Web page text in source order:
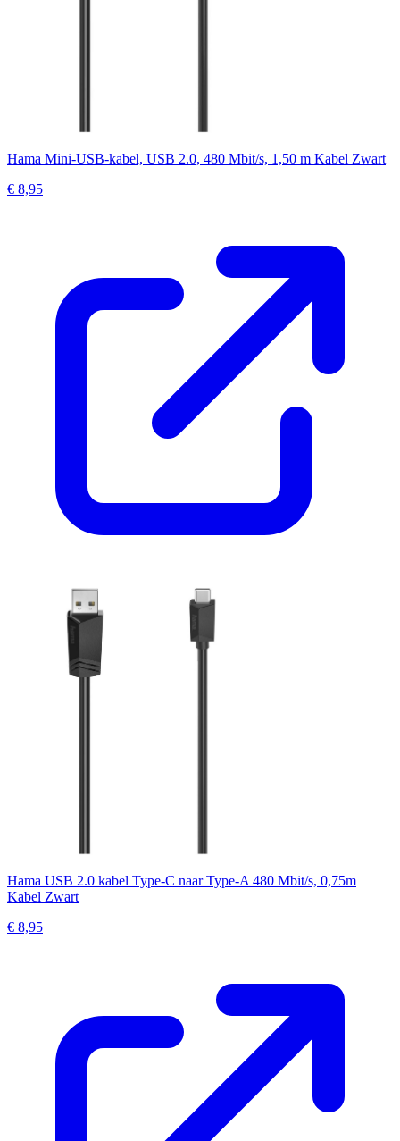
Hama Mini-USB-kabel, USB 2.0, 480 Mbit/s, 1,50 m Kabel Zwart
€ 8,95
Hama USB 2.0 kabel Type-C naar Type-A 480 Mbit/s, 0,75m
Kabel Zwart
€ 8,95